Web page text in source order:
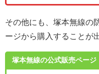
その他にも、塚本無線の
ージから購入することが
塚本無線の公式販売ページ